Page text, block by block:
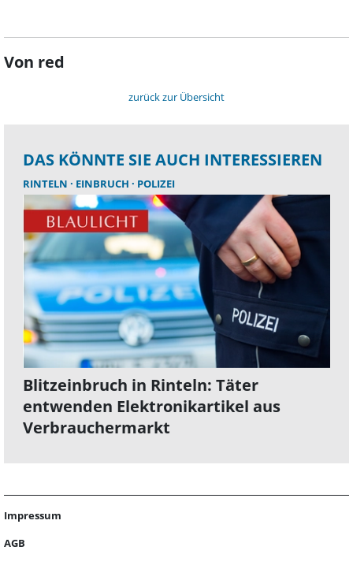
Von red
zurück zur Übersicht
DAS KÖNNTE SIE AUCH INTERESSIEREN
RINTELN EINBRUCH POLIZEI
Blitzeinbruch in Rinteln: Täter
entwenden Elektronikartikel aus
Verbrauchermarkt
Impressum
AGB